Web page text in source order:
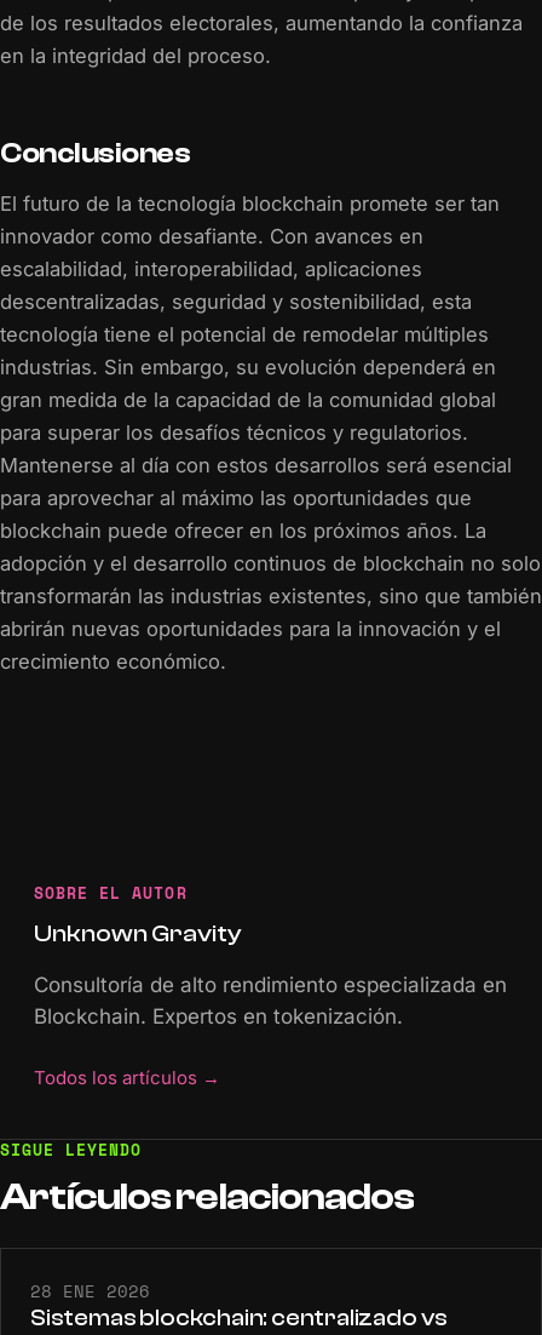
de los resultados electorales, aumentando la confianza
en la integridad del proceso.
Conclusiones
El futuro de la tecnología blockchain promete ser tan
innovador como desafiante. Con avances en
escalabilidad, interoperabilidad, aplicaciones
descentralizadas, seguridad y sostenibilidad, esta
tecnología tiene el potencial de remodelar múltiples
industrias. Sin embargo, su evolución dependerá en
gran medida de la capacidad de la comunidad global
para superar los desafíos técnicos y regulatorios.
Mantenerse al día con estos desarrollos será esencial
para aprovechar al máximo las oportunidades que
blockchain puede ofrecer en los próximos años. La
adopción y el desarrollo continuos de blockchain no solo
transformarán las industrias existentes, sino que también
abrirán nuevas oportunidades para la innovación y el
crecimiento económico.
SOBRE EL AUTOR
Unknown Gravity
Consultoría de alto rendimiento especializada en
Blockchain. Expertos en tokenización.
Todos los artículos →
SIGUE LEYENDO
Artículosrelacionados
28 ENE 2026
Sistemas blockchain: centralizado vs